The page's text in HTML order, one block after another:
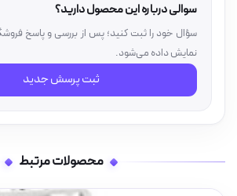
سوالی درباره این محصول دارید؟
سؤال خود را ثبت کنید؛ پس از بررسی و پاسخ
نمایش داده می‌شود.
ثبت پرسش جدید
محصولات مرتبط